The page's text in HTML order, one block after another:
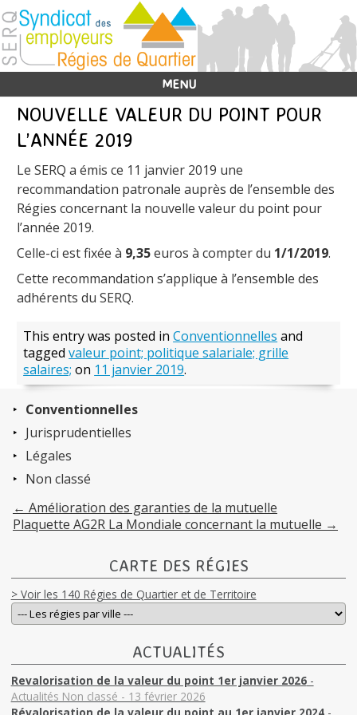
MENU
NOUVELLE VALEUR DU POINT POUR
L’ANNÉE 2019
Le SERQ a émis ce 11 janvier 2019 une
recommandation patronale auprès de l’ensemble des
Régies concernant la nouvelle valeur du point pour
l’année 2019.
Celle-ci est fixée à 9,35euros à compter du 1/1/2019.
Cette recommandation s’applique à l’ensemble des
adhérents du SERQ.
This entry was posted inConventionnelles and
taggedvaleur point; politique salariale; grille
salaires; on 11 janvier 2019.
Conventionnelles
Jurisprudentielles
Légales
Non classé
← Amélioration des garanties de la mutuelle
Plaquette AG2R La Mondiale concernant la mutuelle →
CARTE DES RÉGIES
> Voir les 140 Régies de Quartier et de Territoire
ACTUALITÉS
Revalorisation de la valeur du point 1er janvier 2026-
Actualités Non classé - 13 février 2026